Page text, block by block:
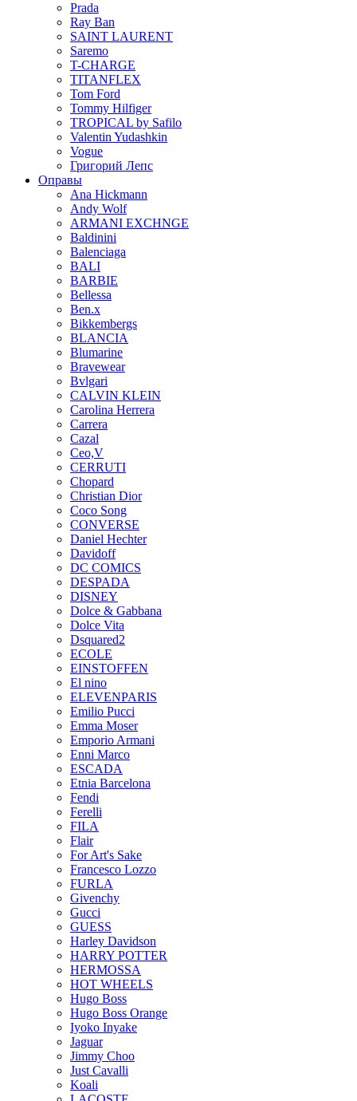
Prada
Ray Ban
SAINT LAURENT
Saremo
T-CHARGE
TITANFLEX
Tom Ford
Tommy Hilfiger
TROPICAL by Safilo
Valentin Yudashkin
Vogue
Григорий Лепс
Оправы
Ana Hickmann
Andy Wolf
ARMANI EXCHNGE
Baldinini
Balenciaga
BALI
BARBIE
Bellessa
Ben.x
Bikkembergs
BLANCIA
Blumarine
Bravewear
Bvlgari
CALVIN KLEIN
Carolina Herrera
Carrera
Cazal
Ceo,V
CERRUTI
Chopard
Christian Dior
Coco Song
CONVERSE
Daniel Hechter
Davidoff
DC COMICS
DESPADA
DISNEY
Dolce & Gabbana
Dolce Vita
Dsquared2
ECOLE
EINSTOFFEN
El nino
ELEVENPARIS
Emilio Pucci
Emma Moser
Emporio Armani
Enni Marco
ESCADA
Etnia Barcelona
Fendi
Ferelli
FILA
Flair
For Art's Sake
Francesco Lozzo
FURLA
Givenchy
Gucci
GUESS
Harley Davidson
HARRY POTTER
HERMOSSA
HOT WHEELS
Hugo Boss
Hugo Boss Orange
Iyoko Inyake
Jaguar
Jimmy Choo
Just Cavalli
Koali